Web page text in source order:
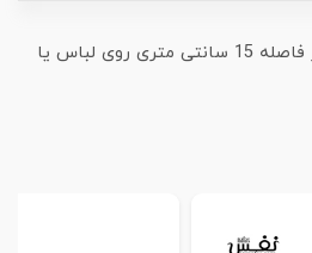
قبل از مصرف تکان داده و از فاصله 15 سانتی متری روی لباس یا